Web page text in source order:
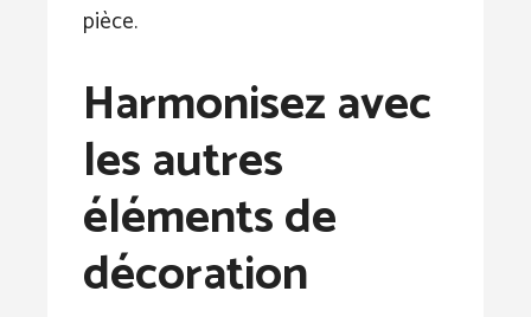
pièce.
Harmonisez avec
les autres
éléments de
décoration